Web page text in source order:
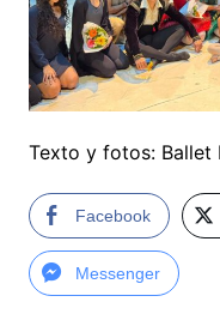
Texto y fotos: Ballet
Facebook
Messenger